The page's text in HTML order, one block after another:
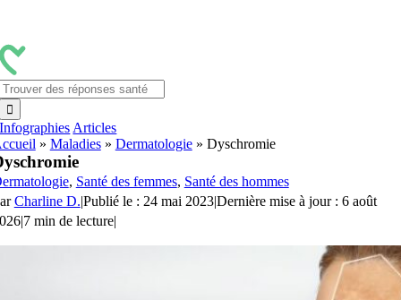
contenu
Infographies Articles
» Maladies» Dermatologie» Dyschromie
, Santé des femmes, Santé des hommes
Charline D.|Publié le : 24 mai 2023|Dernière mise à jour : 6 août
|7 min de lecture|